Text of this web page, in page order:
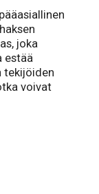
joka
estää
tekijöiden
voivat